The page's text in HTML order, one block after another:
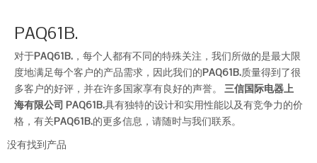
PAQ61B.
对于PAQ61B. ，每个人都有不同的特殊关注，我们所做的是最大限
度地满足每个客户的产品需求，因此我们的PAQ61B.质量得到了很
多客户的好评，并在许多国家享有良好的声誉。 三信国际电器上
海有限公司 PAQ61B.具有独特的设计和实用性能以及有竞争力的价
格，有关PAQ61B.的更多信息，请随时与我们联系。
没有找到产品